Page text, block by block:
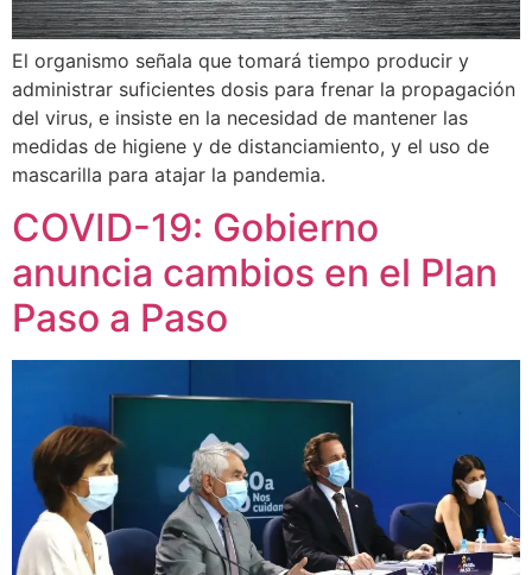
El organismo señala que tomará tiempo producir y
administrar suficientes dosis para frenar la propagación
del virus, e insiste en la necesidad de mantener las
medidas de higiene y de distanciamiento, y el uso de
mascarilla para atajar la pandemia.
COVID-19: Gobierno
anuncia cambios en el Plan
Paso a Paso